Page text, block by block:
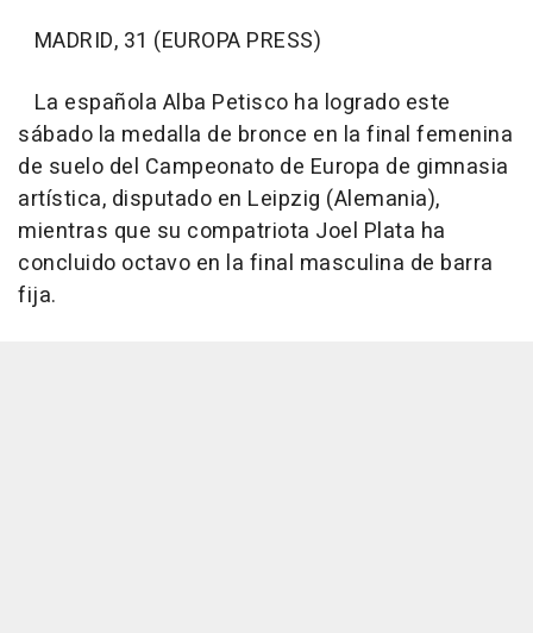
MADRID, 31 (EUROPA PRESS)
La española Alba Petisco ha logrado este
sábado la medalla de bronce en la final femenina
de suelo del Campeonato de Europa de gimnasia
artística, disputado en Leipzig (Alemania),
mientras que su compatriota Joel Plata ha
concluido octavo en la final masculina de barra
fija.